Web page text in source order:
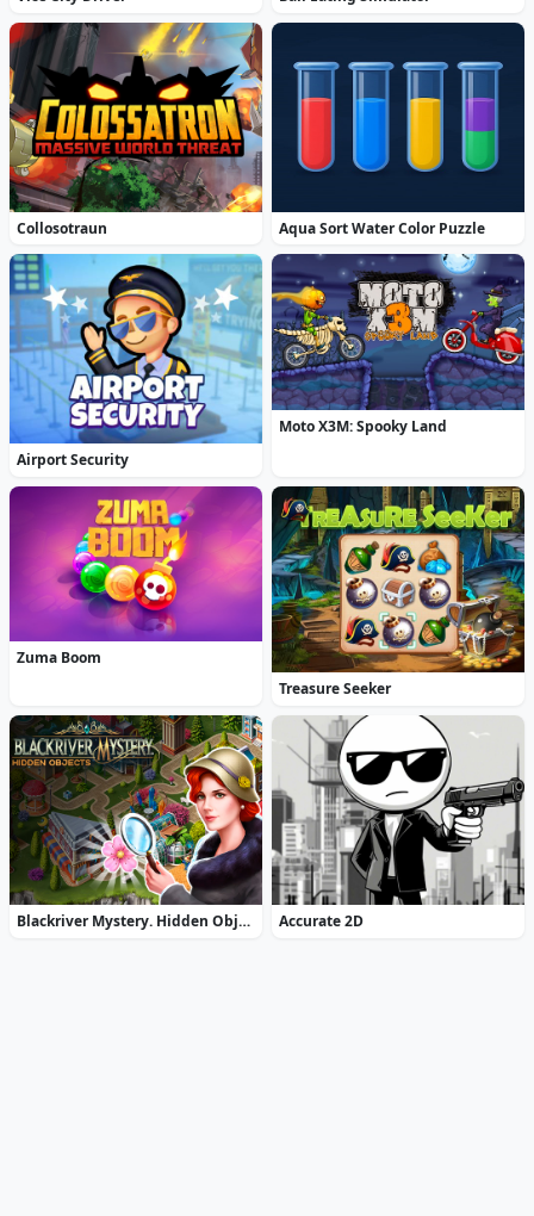
Collosotraun Aqua Sort Water Color Puzzle
Airport Security
Moto X3M: Spooky Land
Zuma Boom
Treasure Seeker
Blackriver Mystery. Hidden Objects Accurate 2D